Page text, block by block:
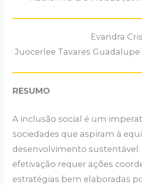
Evandra
Juocerlee Tavares Guadalupe
RESUMO
A inclusão social é um
sociedades que aspiram à
desenvolvimento
efetivação requer ações
estratégias bem elaboradas